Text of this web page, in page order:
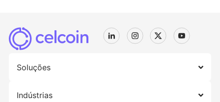
Soluções
Indústrias